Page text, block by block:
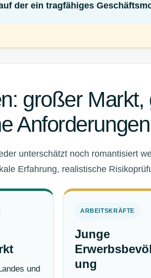
der ein tragfähiges
großer
Anforderungen
unterschätzt noch romantisiert
Erfahrung, realistische
und
ARBEITSKRÄFTE
Junge
ung